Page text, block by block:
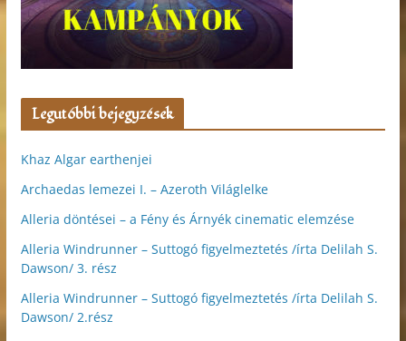
Legutóbbi bejegyzések
Khaz Algar earthenjei
Archaedas lemezei I. – Azeroth Világlelke
Alleria döntései – a Fény és Árnyék cinematic elemzése
Alleria Windrunner – Suttogó figyelmeztetés /írta Delilah S.
Dawson/ 3. rész
Alleria Windrunner – Suttogó figyelmeztetés /írta Delilah S.
Dawson/ 2.rész